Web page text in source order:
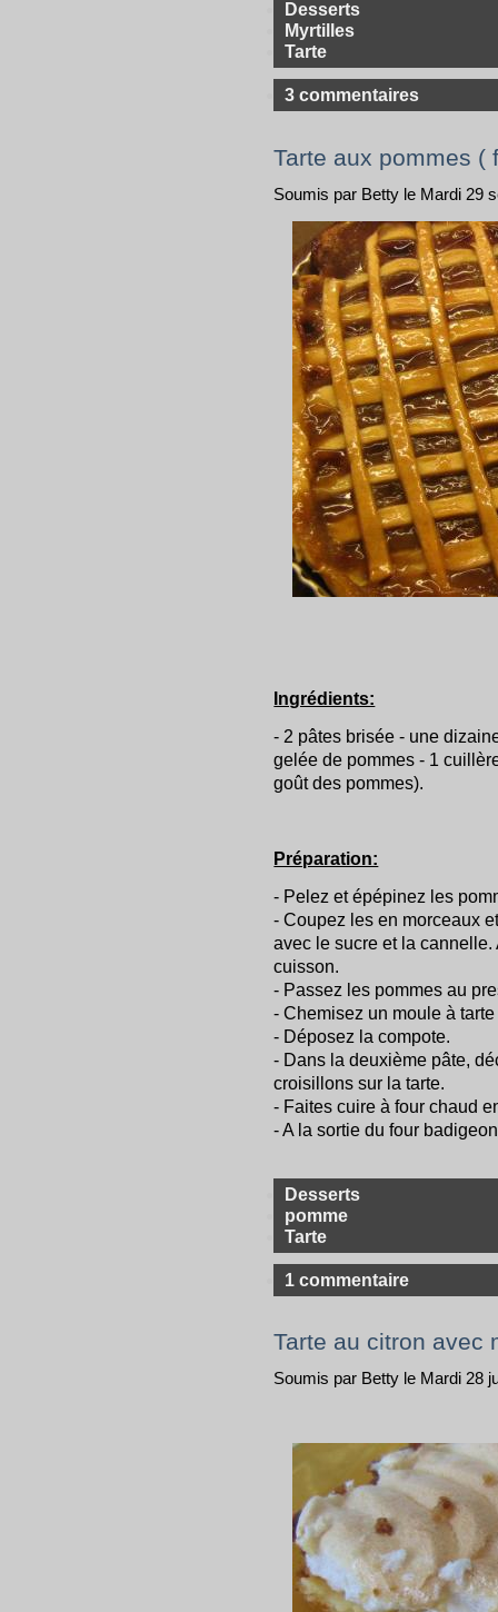
Desserts
Myrtilles
Tarte
3 commentaires
Tarte aux pommes (
Soumis par Betty le Mardi 29
Ingrédients:
- 2 pâtes brisée - une
gelée de pommes - 1
goût des pommes).
Préparation:
- Pelez et épépinez les
- Coupez les en morceaux
avec le sucre et la
cuisson.
- Passez les pommes au
- Chemisez un moule à
- Déposez la compote.
- Dans la deuxième pâte,
croisillons sur la tarte.
- Faites cuire à four chaud
- A la sortie du four
Desserts
pomme
Tarte
1 commentaire
Tarte au citron avec
Soumis par Betty le Mardi 28